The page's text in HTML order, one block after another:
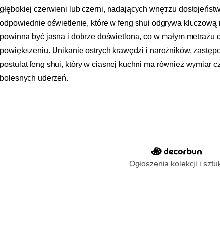
głębokiej czerwieni lub czerni, nadających wnętrzu
odpowiednie oświetlenie, które w feng shui odgrywa
powinna być jasna i dobrze doświetlona, co w małym metrażu
powiększeniu. Unikanie ostrych krawędzi i narożników,
postulat feng shui, który w ciasnej kuchni ma również wymiar
bolesnych uderzeń.
Ogłoszenia kolekcji i